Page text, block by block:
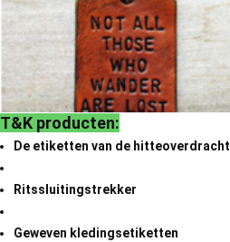
T&K producten:
De etiketten van de hitteoverdracht
Ritssluitingstrekker
Geweven kledingsetiketten